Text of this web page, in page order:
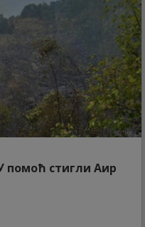
помоћ стигли Аир